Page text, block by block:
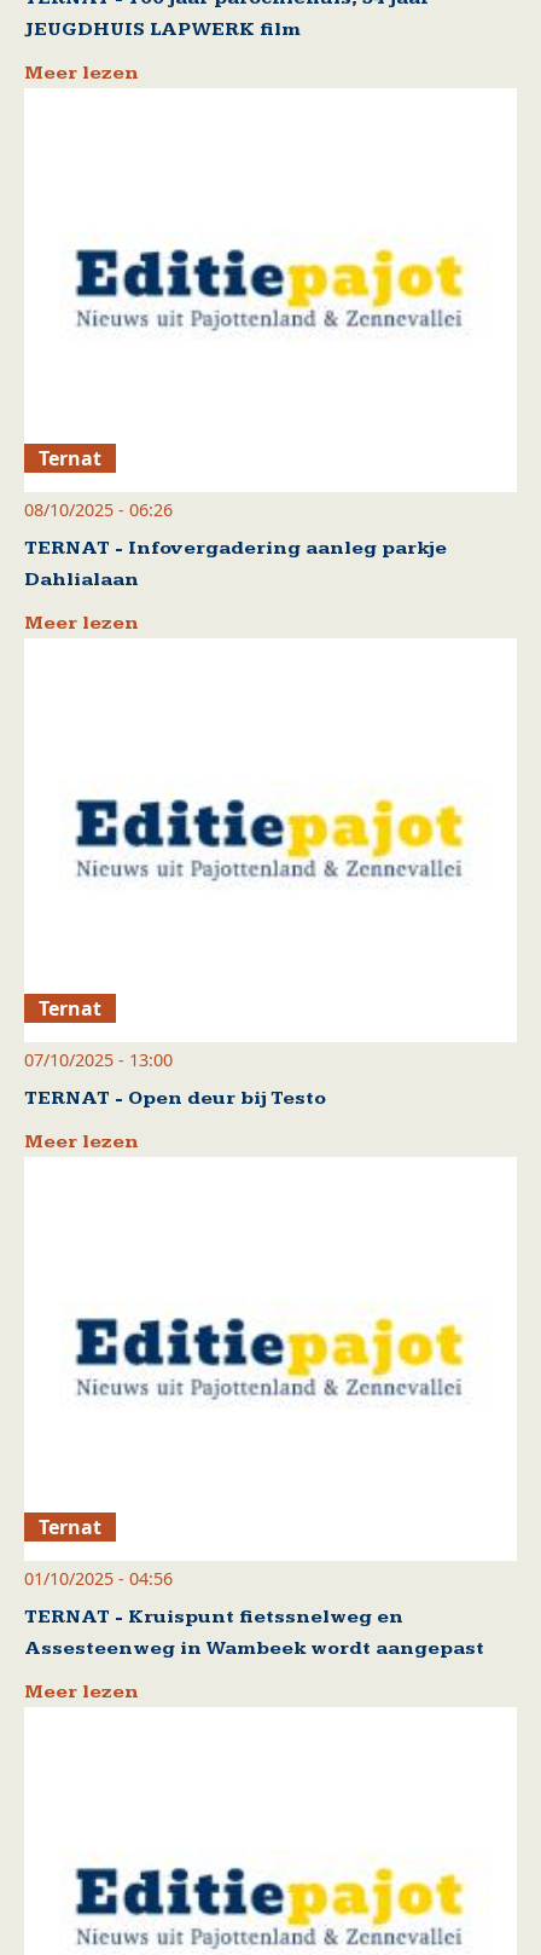
JEUGDHUIS LAPWERK film
Meer lezen
Ternat
08/10/2025 - 06:26
TERNAT - Infovergadering aanleg parkje
Dahlialaan
Meer lezen
Ternat
07/10/2025 - 13:00
TERNAT - Open deur bij Testo
Meer lezen
Ternat
01/10/2025 - 04:56
TERNAT - Kruispunt fietssnelweg en
Assesteenweg in Wambeek wordt aangepast
Meer lezen